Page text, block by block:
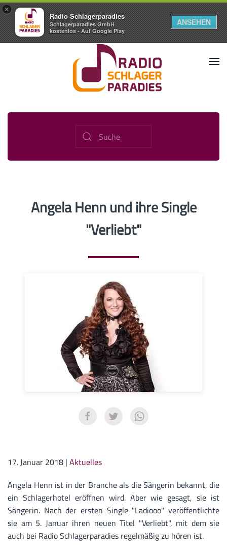
×
Radio Schlagerparadies
Schlagerparadies GmbH
kostenlos - Auf Google Play
ANSEHEN
Angela Henn und ihre Single
"Verliebt"
17. Januar 2018 | Aktuelles
Angela Henn ist in der Branche als die Sängerin bekannt, die
ein Schlagerhotel eröffnen wird. Aber wie gesagt, sie ist
Sängerin. Nach der ersten Single "Ladiooo" veröffentlichte
sie am 5. Januar ihren neuen Titel "Verliebt", mit dem sie
auch bei Radio Schlagerparadies regelmäßig zu hören ist.